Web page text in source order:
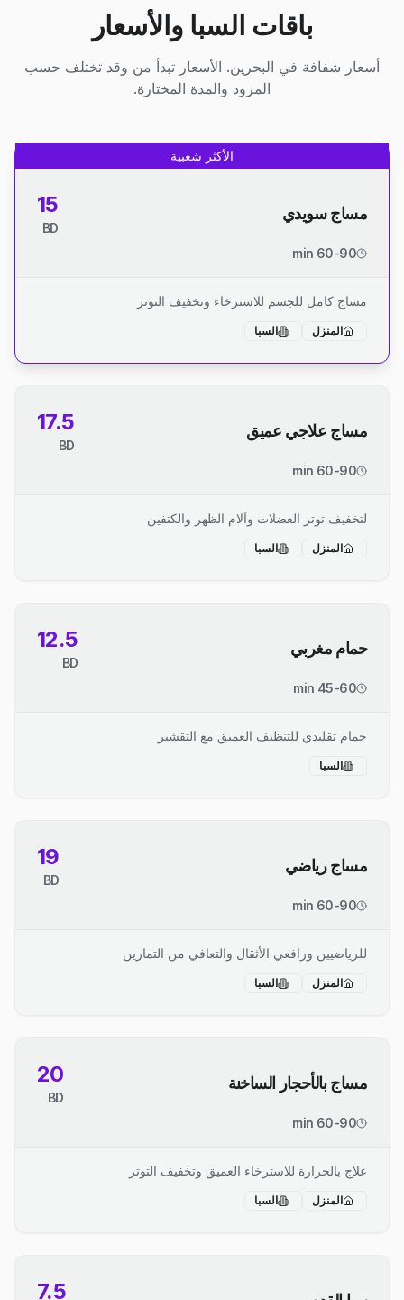
باقات السبا والأسعار
أسعار شفافة في البحرين. الأسعار تبدأ من وقد تختلف حسب
المزود والمدة المختارة.
الأكثر شعبية
مساج سويدي 15
BD
60-90 min
مساج كامل للجسم للاسترخاء وتخفيف التوتر
المنزل السبا
مساج علاجي عميق 17.5
BD
60-90 min
لتخفيف توتر العضلات وآلام الظهر والكتفين
المنزل السبا
حمام مغربي 12.5
BD
45-60 min
حمام تقليدي للتنظيف العميق مع التقشير
السبا
مساج رياضي 19
BD
60-90 min
للرياضيين ورافعي الأثقال والتعافي من التمارين
المنزل السبا
مساج بالأحجار الساخنة 20
BD
60-90 min
علاج بالحرارة للاسترخاء العميق وتخفيف التوتر
المنزل السبا
7.5